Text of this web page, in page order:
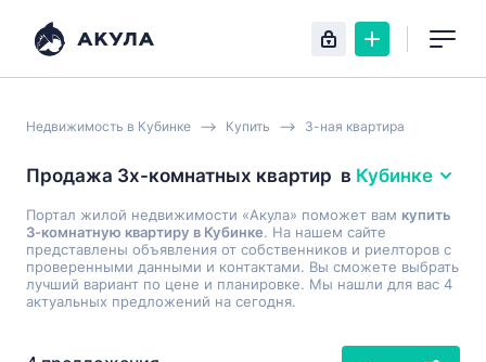
Недвижимость в Кубинке Купить 3-ная квартира
Продажа 3х-комнатных квартир в Кубинке
Портал жилой недвижимости «Акула» поможет вам купить
3-комнатную квартиру в Кубинке. На нашем сайте
представлены объявления от собственников и риелторов с
проверенными данными и контактами. Вы сможете выбрать
лучший вариант по цене и планировке. Мы нашли для вас 4
актуальных предложений на сегодня.